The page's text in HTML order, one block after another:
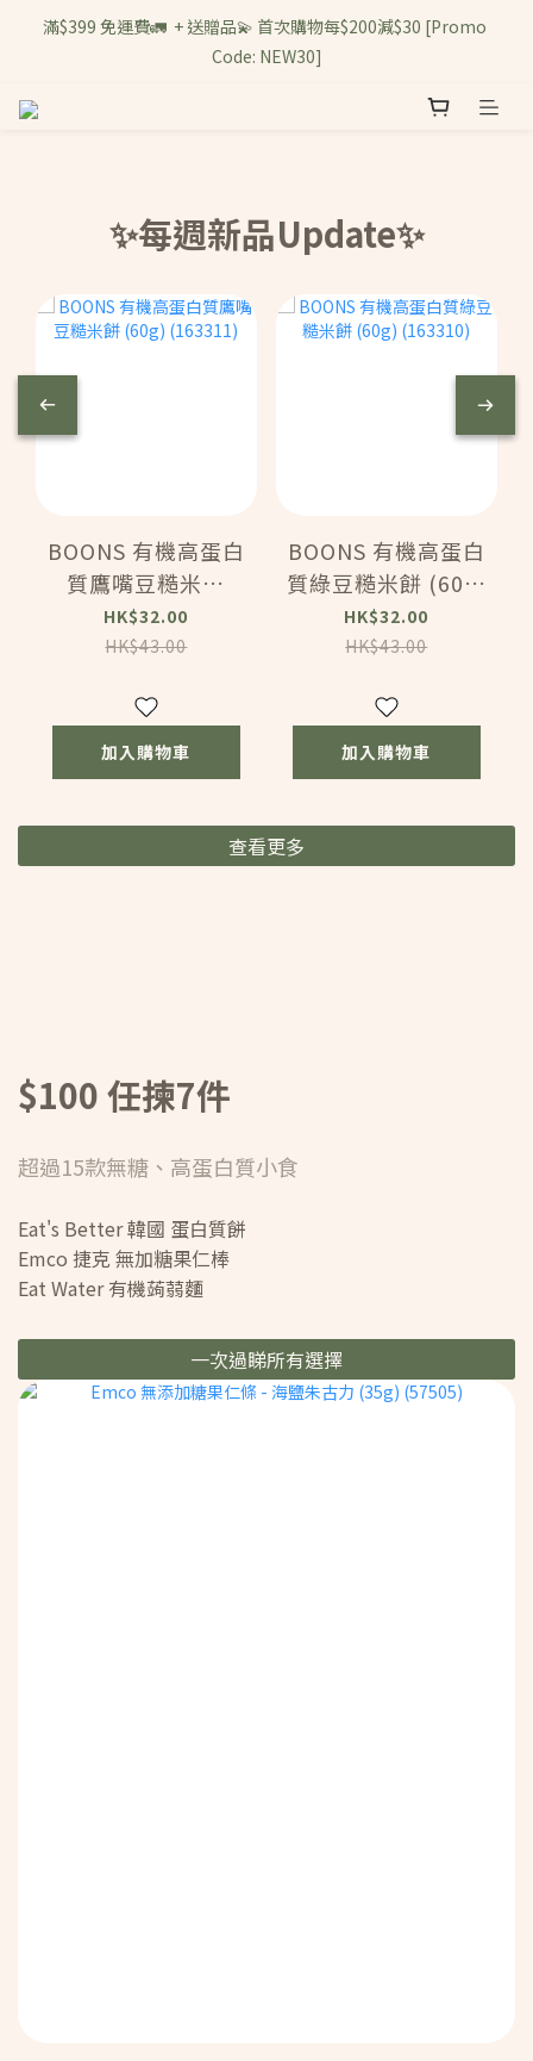
滿$399 免運費🚛  + 送贈品💫 首次購物每$200減$30 [Promo
Code: NEW30]
✨每週新品Update✨
BOONS 有機高蛋白
質鷹嘴豆糙米餅
(60g) (163311)
HK$32.00
HK$43.00
加入購物車
BOONS 有機高蛋白
質綠豆糙米餅 (60g)
(163310)
HK$32.00
HK$43.00
加入購物車
查看更多
$100 任揀7件
超過15款無糖、高蛋白質小食
Eat's Better 韓國 蛋白質餅
Emco 捷克 無加糖果仁棒
Eat Water 有機蒟蒻麵
一次過睇所有選擇